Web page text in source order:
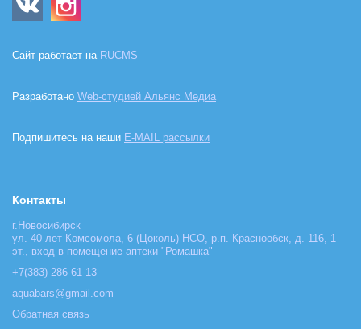
Сайт работает на RUCMS
Разработано Web-студией Альянс Медиа
Подпишитесь на наши E-MAIL рассылки
Контакты
г.Новосибирск
ул. 40 лет Комсомола, 6 (Цоколь) НСО, р.п. Краснообск, д. 116, 1
эт., вход в помещение аптеки "Ромашка"
+7(383) 286-61-13
aquabars@gmail.com
Обратная связь